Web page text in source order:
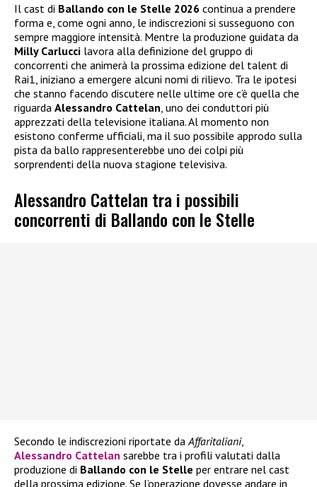
Il cast di Ballando con le Stelle 2026 continua a prendere
forma e, come ogni anno, le indiscrezioni si susseguono con
sempre maggiore intensità. Mentre la produzione guidata da
Milly Carlucci lavora alla definizione del gruppo di
concorrenti che animerà la prossima edizione del talent di
Rai1, iniziano a emergere alcuni nomi di rilievo. Tra le ipotesi
che stanno facendo discutere nelle ultime ore c’è quella che
riguarda Alessandro Cattelan , uno dei conduttori più
apprezzati della televisione italiana. Al momento non
esistono conferme ufficiali, ma il suo possibile approdo sulla
pista da ballo rappresenterebbe uno dei colpi più
sorprendenti della nuova stagione televisiva.
Alessandro Cattelan tra i possibili
concorrenti di Ballando con le Stelle
Secondo le indiscrezioni riportate da Affaritaliani,
Alessandro Cattelan sarebbe tra i profili valutati dalla
produzione di Ballando con le Stelle per entrare nel cast
della prossima edizione. Se l’operazione dovesse andare in